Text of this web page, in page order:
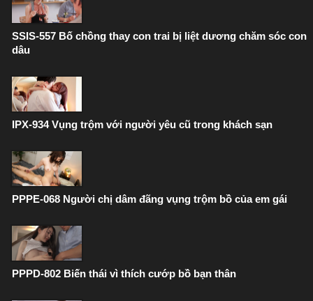
SSIS-557 Bố chồng thay con trai bị liệt dương chăm sóc con
dâu
IPX-934 Vụng trộm với người yêu cũ trong khách sạn
PPPE-068 Người chị dâm đãng vụng trộm bồ của em gái
PPPD-802 Biến thái vì thích cướp bồ bạn thân